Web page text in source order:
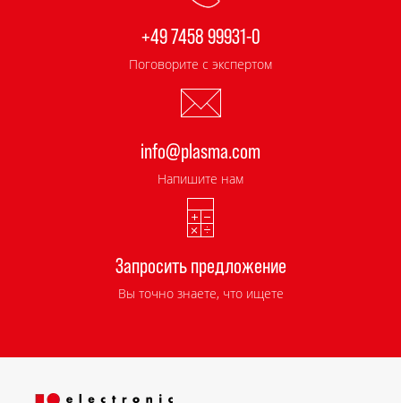
+49 7458 99931-0
Поговорите с экспертом
info@plasma.com
Напишите нам
Запросить предложение
Вы точно знаете, что ищете